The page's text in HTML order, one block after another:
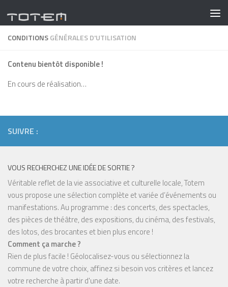
Skip to content
CONDITIONSGÉNÉRALES D'UTILISATION
Contenu bientôt disponible !
En cours de réalisation…
SUIVRE :
VOUS RECHERCHEZ UNE IDÉE DE SORTIE ?
Véritable reflet de la vie associative et culturelle locale, Totem
vous propose une sélection complète et variée d’événements ou
manifestations. Au programme : des concerts, des spectacles,
des pièces de théâtre, des expositions, du cinéma, des festivals,
des lotos, des brocantes et bien plus encore !
Comment ça marche ?
Rien de plus facile ! Géolocalisez-vous ou sélectionnez la
commune de votre choix, affinez si besoin vos critères et lancez
votre recherche à partir d'une date.